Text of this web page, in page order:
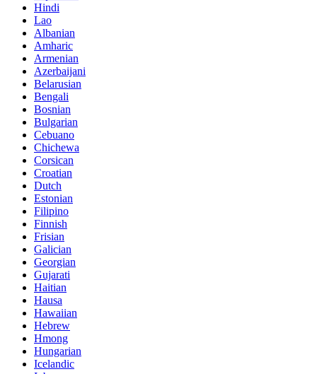
Hindi
Lao
Albanian
Amharic
Armenian
Azerbaijani
Belarusian
Bengali
Bosnian
Bulgarian
Cebuano
Chichewa
Corsican
Croatian
Dutch
Estonian
Filipino
Finnish
Frisian
Galician
Georgian
Gujarati
Haitian
Hausa
Hawaiian
Hebrew
Hmong
Hungarian
Icelandic